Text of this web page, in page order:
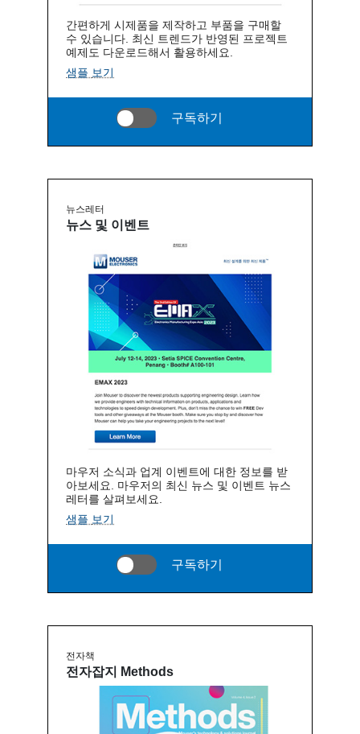
간편하게 시제품을 제작하고 부품을 구매할
수 있습니다. 최신 트렌드가 반영된 프로젝트
예제도 다운로드해서 활용하세요.
샘플 보기
구독하기
뉴스레터
뉴스 및 이벤트
마우저 소식과 업계 이벤트에 대한 정보를 받
아보세요. 마우저의 최신 뉴스 및 이벤트 뉴스
레터를 살펴보세요.
샘플 보기
구독하기
전자책
전자잡지 Methods